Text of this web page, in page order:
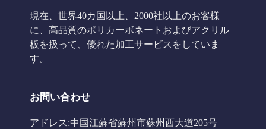
現在、世界40カ国以上、2000社以上のお客様
に、高品質のポリカーボネートおよびアクリル
板を扱って、優れた加工サービスをしていま
す。
お問い合わせ
アドレス:中国江蘇省蘇州市蘇州西大道205号